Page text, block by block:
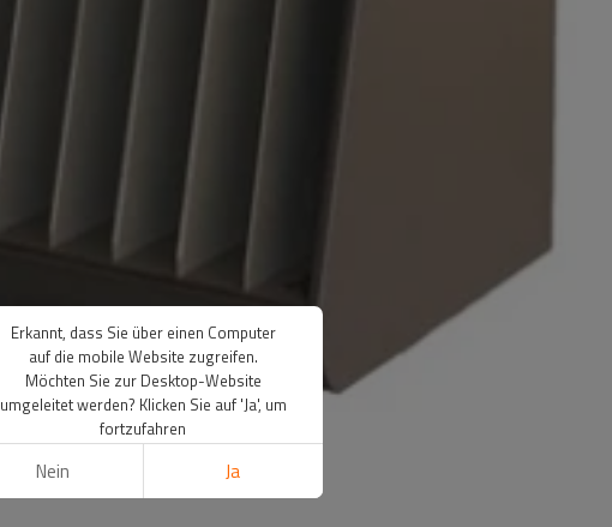
Erkannt, dass Sie über einen Computer
auf die mobile Website zugreifen.
Möchten Sie zur Desktop-Website
umgeleitet werden? Klicken Sie auf 'Ja', um
fortzufahren
Nein Ja